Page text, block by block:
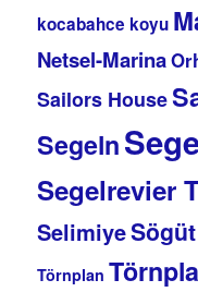
kocabahce koyu
Netsel-Marina
Sailors House
Segeln
Segelrevier
SelimiyeSögüt
Törnplan